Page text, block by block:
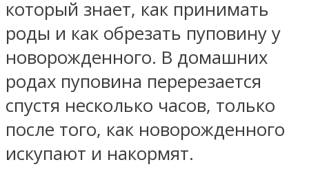
который знает, как принимать
роды и как обрезать пуповину у
новорожденного. В домашних
родах пуповина перерезается
спустя несколько часов, только
после того, как новорожденного
искупают и накормят.